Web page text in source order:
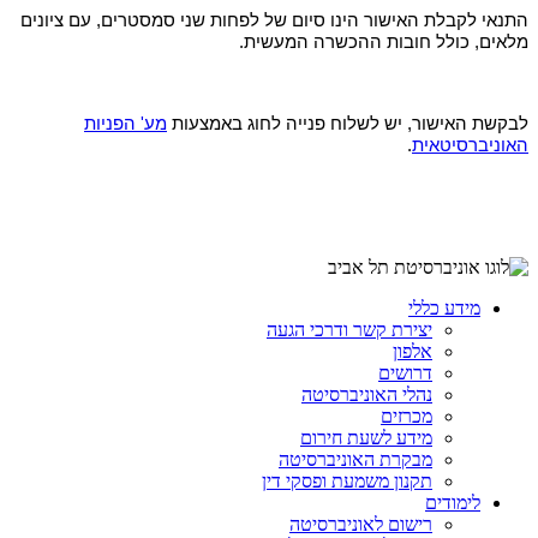
התנאי לקבלת האישור הינו סיום של לפחות שני סמסטרים, עם ציונים
מלאים, כולל חובות ההכשרה המעשית.
לבקשת האישור, יש לשלוח פנייה לחוג באמצעות מע' הפניות
האוניברסיטאית.
מידע כללי
יצירת קשר ודרכי הגעה
אלפון
דרושים
נהלי האוניברסיטה
מכרזים
מידע לשעת חירום
מבקרת האוניברסיטה
תקנון משמעת ופסקי דין
לימודים
רישום לאוניברסיטה